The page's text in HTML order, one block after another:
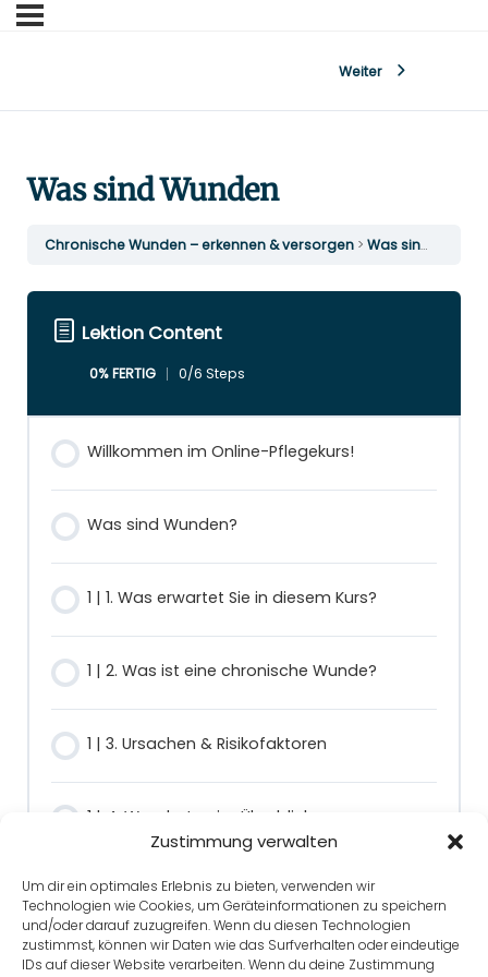
Zustimmung verwalten
Um dir ein optimales Erlebnis zu bieten, verwenden wir
Technologien wie Cookies, um Geräteinformationen zu speichern
und/oder darauf zuzugreifen. Wenn du diesen Technologien
zustimmst, können wir Daten wie das Surfverhalten oder eindeutige
IDs auf dieser Website verarbeiten. Wenn du deine Zustimmung
Weiter
Was sind Wunden
Chronische Wunden – erkennen & versorgen Was sind Wunden
Lektion Content
0% FERTIG 0/6 Steps
Willkommen im Online-Pflegekurs!
Was sind Wunden?
1 | 1. Was erwartet Sie in diesem Kurs?
1 | 2. Was ist eine chronische Wunde?
1 | 3. Ursachen & Risikofaktoren
1 | 4. Wundarten im Überblick
Zurück zu Kurs